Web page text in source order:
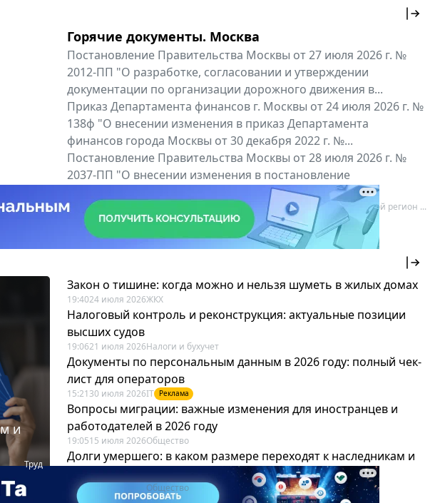
Горячие документы. Москва
Постановление Правительства Москвы от 27 июля 2026 г. №
2012-ПП "О разработке, согласовании и утверждении
документации по организации дорожного движения в...
Приказ Департамента финансов г. Москвы от 24 июля 2026 г. №
138ф "О внесении изменения в приказ Департамента
финансов города Москвы от 30 декабря 2022 г. №...
Постановление Правительства Москвы от 28 июля 2026 г. №
2037-ПП "О внесении изменения в постановление
Правительства Москвы от 26 июля 2011 г. № 334-ПП"
Все региональные документы Мой регион ...
и
Труд
Закон о тишине: когда можно и нельзя шуметь в жилых домах
19:4024 июля 2026ЖКХ
Налоговый контроль и реконструкция: актуальные позиции
высших судов
19:0621 июля 2026Налоги и бухучет
Документы по персональным данным в 2026 году: полный чек-
лист для операторов
15:21 30 июля 2026IT Реклама
Вопросы миграции: важные изменения для иностранцев и
работодателей в 2026 году
19:0515 июля 2026Общество
Долги умершего: в каком размере переходят к наследникам и
когда их можно не платить
19:43 Общество